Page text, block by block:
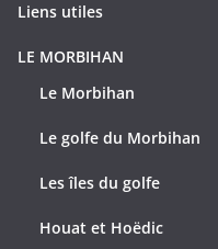
Liens utiles
LE MORBIHAN
Le Morbihan
Le golfe du Morbihan
Les îles du golfe
Houat et Hoëdic